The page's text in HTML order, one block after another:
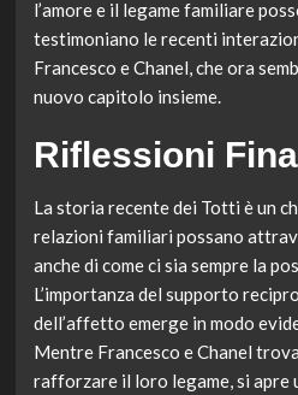
l’amore e il legame familiare
testimoniano le recenti
Francesco e Chanel, che ora
nuovo capitolo insieme.
Riflessioni
La storia recente dei Totti è un
relazioni familiari possano
anche di come ci sia sempre la
L’importanza del supporto
dell’affetto emerge in modo
Mentre Francesco e Chanel
rafforzare il loro legame, si apre